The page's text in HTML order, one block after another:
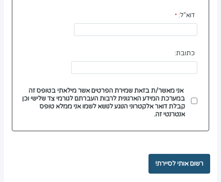
דוא"ל:
כתובת:
אני מאשר/ת בזאת שמירת הפרטים אשר מילאתי בטופס זה
במערכת המידע הארגונית לרבות העברתם לגורמי צד שלישי וכן
קבלת דואר אלקטרוני הנוגע לנושא לשמו אני ממלא טופס
אנטרנטי זה.